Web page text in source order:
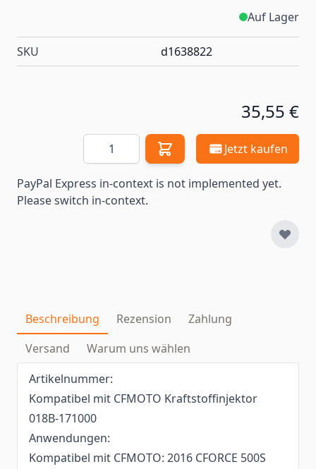
Auf Lager
SKU d1638822
35,55 €
Menge Jetzt kaufen
PayPal Express in-context is not implemented yet.
Please switch in-context.
Beschreibung Rezension
Zahlung
Versand
Warum uns wählen
Artikelnummer:
Kompatibel mit CFMOTO Kraftstoffinjektor
018B-171000
Anwendungen:
Kompatibel mit CFMOTO: 2016 CFORCE 500S